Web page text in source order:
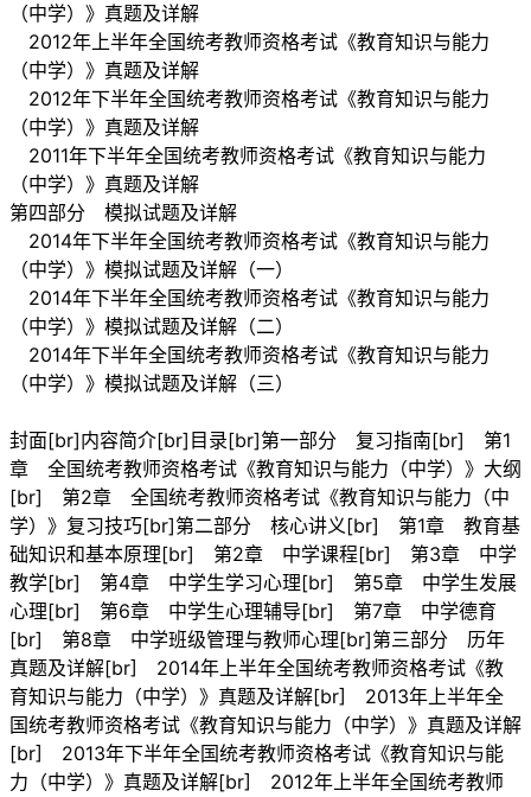
（中学）》真题及详解
2012年上半年全国统考教师资格考试《教育知识与能力
（中学）》真题及详解
2012年下半年全国统考教师资格考试《教育知识与能力
（中学）》真题及详解
2011年下半年全国统考教师资格考试《教育知识与能力
（中学）》真题及详解
第四部分 模拟试题及详解
2014年下半年全国统考教师资格考试《教育知识与能力
（中学）》模拟试题及详解（一）
2014年下半年全国统考教师资格考试《教育知识与能力
（中学）》模拟试题及详解（二）
2014年下半年全国统考教师资格考试《教育知识与能力
（中学）》模拟试题及详解（三）
封面[br]内容简介[br]目录[br]第一部分 复习指南[br] 第1
章 全国统考教师资格考试《教育知识与能力（中学）》大纲
[br] 第2章 全国统考教师资格考试《教育知识与能力（中
学）》复习技巧[br]第二部分 核心讲义[br] 第1章 教育基
础知识和基本原理[br] 第2章 中学课程[br] 第3章 中学
教学[br] 第4章 中学生学习心理[br] 第5章 中学生发展
心理[br] 第6章 中学生心理辅导[br] 第7章 中学德育
[br] 第8章 中学班级管理与教师心理[br]第三部分 历年
真题及详解[br] 2014年上半年全国统考教师资格考试《教
育知识与能力（中学）》真题及详解[br] 2013年上半年全
国统考教师资格考试《教育知识与能力（中学）》真题及详解
[br] 2013年下半年全国统考教师资格考试《教育知识与能
力（中学）》真题及详解[br] 2012年上半年全国统考教师